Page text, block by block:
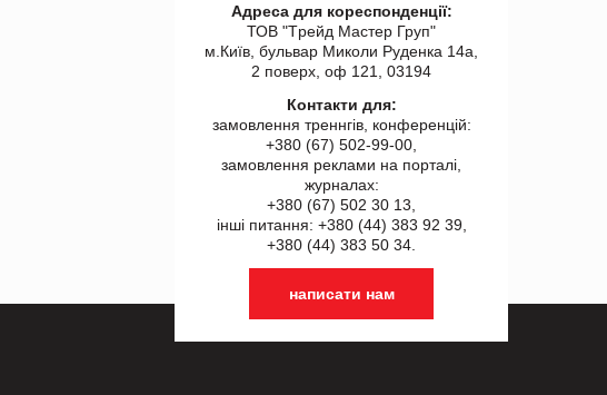
Адреса для кореспонденції:
ТОВ "Tрейд Мастер Груп"
м.Київ, бульвар Миколи Руденка 14а,
2 поверх, оф 121, 03194
Контакти для:
замовлення треннгів, конференцій:
+380 (67) 502-99-00,
замовлення реклами на порталі,
журналах:
+380 (67) 502 30 13,
інші питання: +380 (44) 383 92 39,
+380 (44) 383 50 34.
написати нам